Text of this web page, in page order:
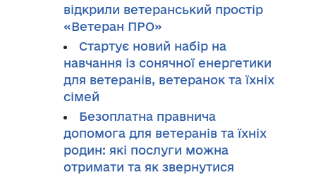
відкрили ветеранський простір
«Ветеран ПРО»
Стартує новий набір на
навчання із сонячної енергетики
для ветеранів, ветеранок та їхніх
сімей
Безоплатна правнича
допомога для ветеранів та їхніх
родин: які послуги можна
отримати та як звернутися